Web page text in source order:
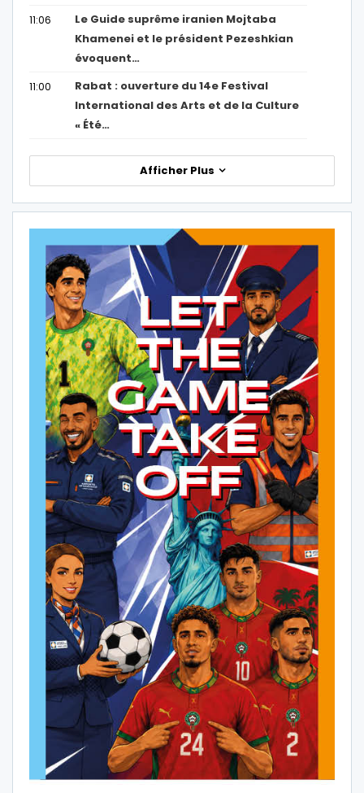
11:06
Le Guide suprême iranien Mojtaba
Khamenei et le président Pezeshkian
évoquent…
11:00
Rabat : ouverture du 14e Festival
International des Arts et de la Culture
« Été…
Afficher Plus